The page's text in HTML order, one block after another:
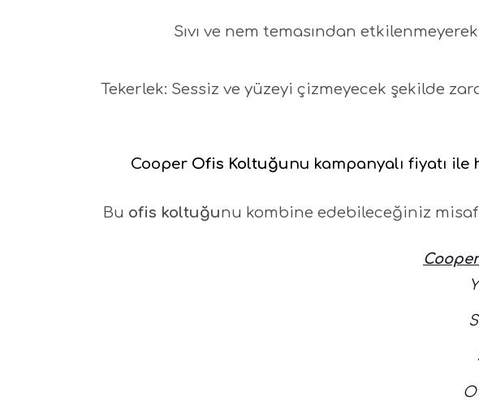
Sıvı ve nem temasından
Tekerlek: Sessiz ve yüzeyi çizmeyecek şekilde
Cooper Ofis Koltuğu nu kampanyalı fiyatı ile
Bu ofis koltuğunu kombine edebileceğiniz